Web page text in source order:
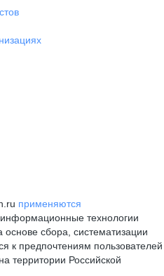
применяются
технологии
сбора, систематизации
к предпочтениям пользователей
территории Российской